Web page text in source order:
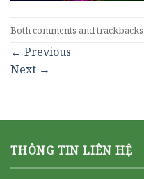
Both comments and
← Previous
Next →
THÔNG TIN LIÊN HỆ